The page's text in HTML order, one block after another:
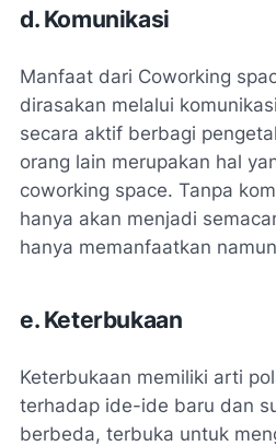
d. Komunikasi
Manfaat dari Coworking
dirasakan melalui
secara aktif berbagi
orang lain merupakan hal
coworking space. Tanpa
hanya akan menjadi
hanya memanfaatkan
e. Keterbukaan
Keterbukaan memiliki arti
terhadap ide-ide baru dan
berbeda, terbuka untuk